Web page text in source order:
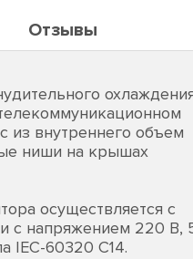
Отзывы
из внутреннего объем
ниши на крышах
осуществляется с
с напряжением 220 В,
IEC-60320 C14.